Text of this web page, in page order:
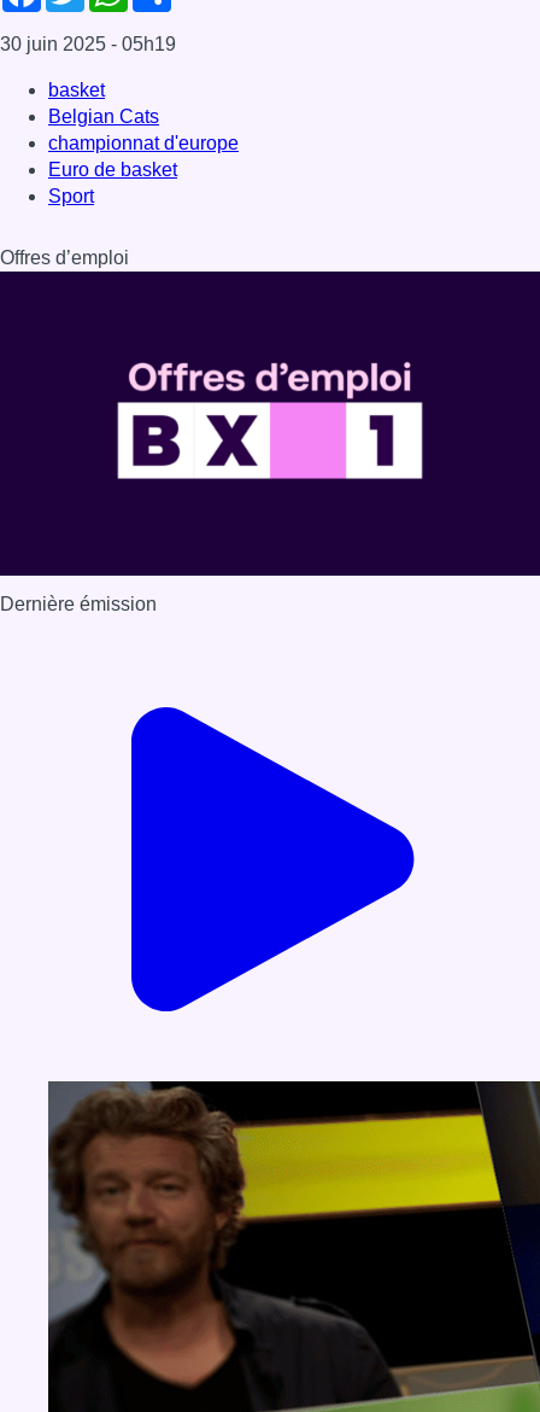
30 juin 2025 - 05h19
basket
Belgian Cats
championnat d'europe
Euro de basket
Sport
Offres d’emploi
Dernière émission